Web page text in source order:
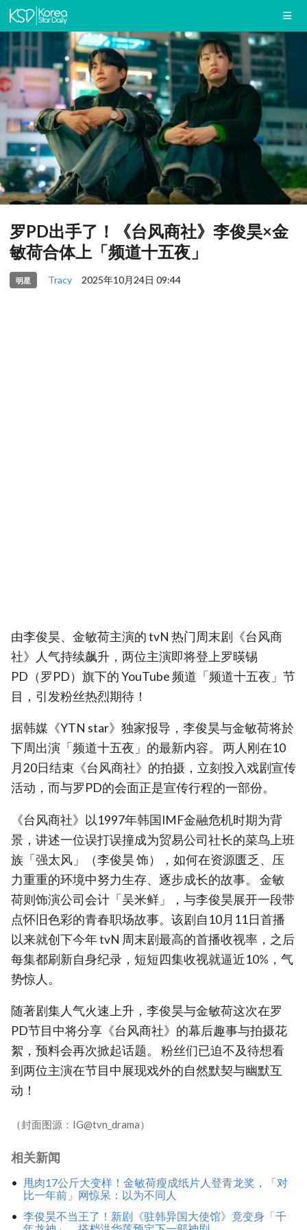
罗PD出手了！《台风商社》李俊昊×金
敏荷合体上「频道十五夜」
明星 Tracy 2025年10月24日 09:44
由李俊昊、金敏荷主演的 tvN 热门周末剧《台风商
社》人气持续飙升，两位主演即将登上罗暎锡
PD（罗PD）旗下的 YouTube 频道「频道十五夜」节
目，引发粉丝热烈期待！
据韩媒《YTN star》独家报导，李俊昊与金敏荷将於
下周出演「频道十五夜」的最新内容。 两人刚在10
月20日结束《台风商社》的拍摄，立刻投入戏剧宣传
活动，而与罗PD的会面正是宣传行程的一部份。
《台风商社》以1997年韩国IMF金融危机时期为背
景，讲述一位误打误撞成为贸易公司社长的菜鸟上班
族「强太风」（李俊昊 饰），如何在资源匮乏、压
力重重的环境中努力生存、逐步成长的故事。 金敏
荷则饰演公司会计「吴米鲜」，与李俊昊展开一段带
点怀旧色彩的青春职场故事。该剧自10月11日首播
以来就创下今年 tvN 周末剧最高的首播收视率，之后
每集都刷新自身纪录，短短四集收视就逼近10%，气
势惊人。
随著剧集人气火速上升，李俊昊与金敏荷这次在罗
PD节目中将分享《台风商社》的幕后趣事与拍摄花
絮，预料会再次掀起话题。 粉丝们已迫不及待想看
到两位主演在节目中展现戏外的自然默契与幽默互
动！
（封面图源：IG@tvn_drama）
相关新闻
甩肉17公斤大变样！金敏荷瘦成纸片人登青龙奖，「对
比一年前」网惊呆：以为不同人
李俊昊不当王了！新剧《驻韩异国大使馆》竟变身「千